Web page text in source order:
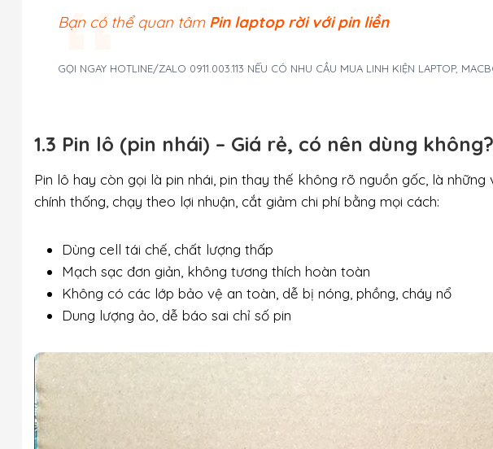
Bạn có thể quan tâm Pin laptop rời với pin liền
GỌI NGAY HOTLINE/ZALO 0911.003.113 NẾU CÓ NHU CẦU MUA LINH KIỆN LAPTOP,
1.3 Pin lô (pin nhái) – Giá rẻ, có nên dùng không?
Pin lô hay còn gọi là pin nhái, pin thay thế không rõ nguồn gốc, là
chính thống, chạy theo lợi nhuận, cắt giảm chi phí bằng mọi cách:
Dùng cell tái chế, chất lượng thấp
Mạch sạc đơn giản, không tương thích hoàn toàn
Không có các lớp bảo vệ an toàn, dễ bị nóng, phồng, cháy nổ
Dung lượng ảo, dễ báo sai chỉ số pin